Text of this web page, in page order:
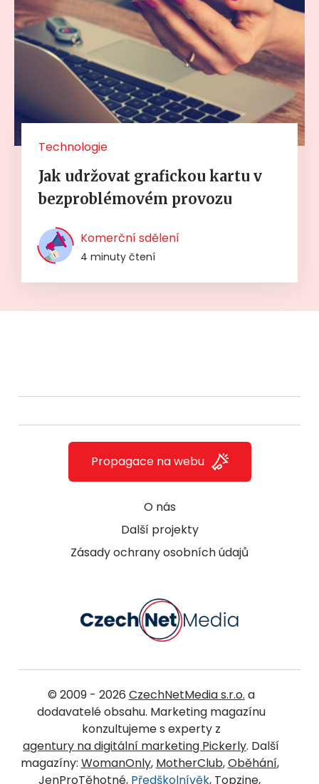
Technologie
Jak udržovat grafickou kartu v
bezproblémovém provozu
Komerční sdělení
4 minuty čtení
O nás
Další projekty
Zásady ochrany osobních údajů
Propagace na webu
© 2009 - 2026 CzechNetMedia s.r.o. a
dodavatelé obsahu. Marketing magazínu
konzultujeme s experty z
agentury na digitální marketing Pickerly. Další
magazíny: WomanOnly, MotherClub,Oběhání,
JenProTěhotné, Předškolnívěk, Topzine,